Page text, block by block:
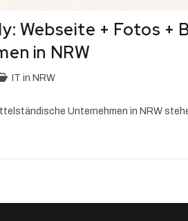
Webseite + Fotos +
in NRW
IT in NRW
Unternehmen in NRW